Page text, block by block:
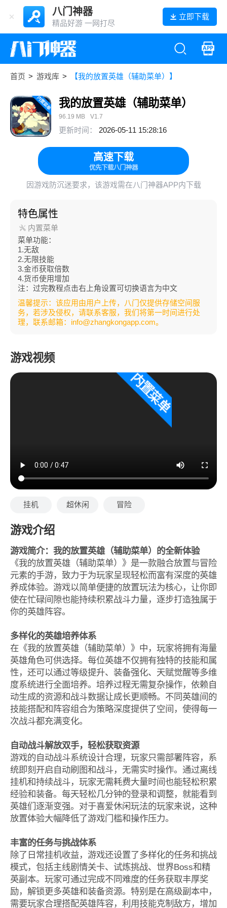
八门神器
精品好游 一网打尽
立即下载
首页 > 游戏库 > 【我的放置英雄（辅助菜单）】
我的放置英雄（辅助菜单）
96.19 MB V1.7
更新时间： 2026-05-11 15:28:16
高速下载
优先下载八门神器
因游戏防沉迷要求，该游戏需在八门神器APP内下载
特色属性
内置菜单
菜单功能：
1.无敌
2.无限技能
3.金币获取倍数
4.货币使用增加
注：过完教程点击右上角设置可切换语言为中文
温馨提示：该应用由用户上传，八门仅提供存储空间服
务，若涉及侵权，请联系客服，我们将第一时间进行处
理，联系邮箱：info@zhangkongapp.com。
游戏视频
挂机 超休闲 冒险
游戏介绍
游戏简介：我的放置英雄（辅助菜单）的全新体验
《我的放置英雄（辅助菜单）》是一款融合放置与冒险
元素的手游，致力于为玩家呈现轻松而富有深度的英雄
养成体验。游戏以简单便捷的放置玩法为核心，让你即
使在忙碌间隙也能持续积累战斗力量，逐步打造独属于
你的英雄阵容。
多样化的英雄培养体系
在《我的放置英雄（辅助菜单）》中，玩家将拥有海量
英雄角色可供选择。每位英雄不仅拥有独特的技能和属
性，还可以通过等级提升、装备强化、天赋觉醒等多维
度系统进行全面培养。培养过程无需复杂操作，依赖自
动生成的资源和战斗数据让成长更顺畅。不同英雄间的
技能搭配和阵容组合为策略深度提供了空间，使得每一
次战斗都充满变化。
自动战斗解放双手，轻松获取资源
游戏的自动战斗系统设计合理，玩家只需部署阵容，系
统即刻开启自动刷图和战斗，无需实时操作。通过离线
挂机和持续战斗，玩家无需耗费大量时间也能轻松积累
经验和装备。每天轻松几分钟的登录和调整，就能看到
英雄们逐渐变强。对于喜爱休闲玩法的玩家来说，这种
放置体验大幅降低了游戏门槛和操作压力。
丰富的任务与挑战体系
除了日常挂机收益，游戏还设置了多样化的任务和挑战
模式，包括主线剧情关卡、试炼挑战、世界Boss和精
英副本。玩家可通过完成不同难度的任务获取丰厚奖
励，解锁更多英雄和装备资源。特别是在高级副本中，
需要玩家合理搭配英雄阵容，利用技能克制敌方，增加